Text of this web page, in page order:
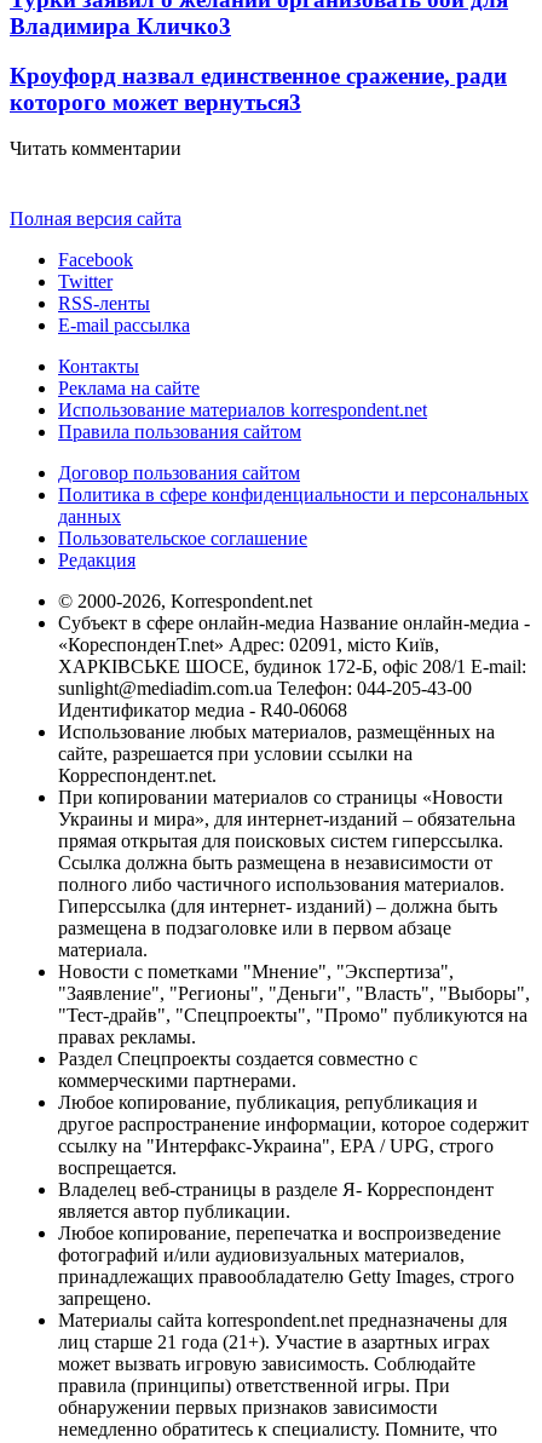
Владимира Кличко3
Кроуфорд назвал единственное сражение, ради
которого может вернуться3
Читать комментарии
Полная версия сайта
Facebook
Twitter
RSS-ленты
E-mail рассылка
Контакты
Реклама на сайте
Использование материалов korrespondent.net
Правила пользования сайтом
Договор пользования сайтом
Политика в сфере конфиденциальности и персональных
данных
Пользовательское соглашение
Редакция
© 2000-2026, Korrespondent.net
Субъект в сфере онлайн-медиа Название онлайн-медиа -
«КореспонденТ.net» Адрес: 02091, місто Київ,
ХАРКІВСЬКЕ ШОСЕ, будинок 172-Б, офіс 208/1 E-mail:
sunlight@mediadim.com.ua Телефон: 044-205-43-00
Идентификатор медиа - R40-06068
Использование любых материалов, размещённых на
сайте, разрешается при условии ссылки на
Корреспондент.net.
При копировании материалов со страницы «Новости
Украины и мира», для интернет-изданий – обязательна
прямая открытая для поисковых систем гиперссылка.
Ссылка должна быть размещена в независимости от
полного либо частичного использования материалов.
Гиперссылка (для интернет- изданий) – должна быть
размещена в подзаголовке или в первом абзаце
материала.
Новости с пометками "Мнение", "Экспертиза",
"Заявление", "Регионы", "Деньги", "Власть", "Выборы",
"Тест-драйв", "Спецпроекты", "Промо" публикуются на
правах рекламы.
Раздел Спецпроекты создается совместно с
коммерческими партнерами.
Любое копирование, публикация, републикация и
другое распространение информации, которое содержит
ссылку на "Интерфакс-Украина", EPA / UPG, строго
воспрещается.
Владелец веб-страницы в разделе Я- Корреспондент
является автор публикации.
Любое копирование, перепечатка и воспроизведение
фотографий и/или аудиовизуальных материалов,
принадлежащих правообладателю Getty Images, строго
запрещено.
Материалы сайта korrespondent.net предназначены для
лиц старше 21 года (21+). Участие в азартных играх
может вызвать игровую зависимость. Соблюдайте
правила (принципы) ответственной игры. При
обнаружении первых признаков зависимости
немедленно обратитесь к специалисту. Помните, что